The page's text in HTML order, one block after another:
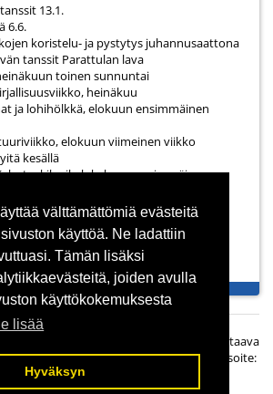
välttämättömiä evästeitä
käyttöä. Ne ladattiin
Tämän lisäksi
joiden avulla
käyttökokemuksesta
lisää
Hyväksyn
13.1.
6.6.
koristelu- ja pystytys juhannusaattona
tanssit Parattulan lava
toinen sunnuntai
heinäkuu
ja lohihölkkä, elokuun ensimmäinen
elokuun viimeinen viikko
kesällä
lokakuun ensimmäinen
Simolankatu 2 A 5, 33270 Tampere. Vastaava
Puh:0400 550 370| Sähköpostiosoite:
opas@suomiopas.fi